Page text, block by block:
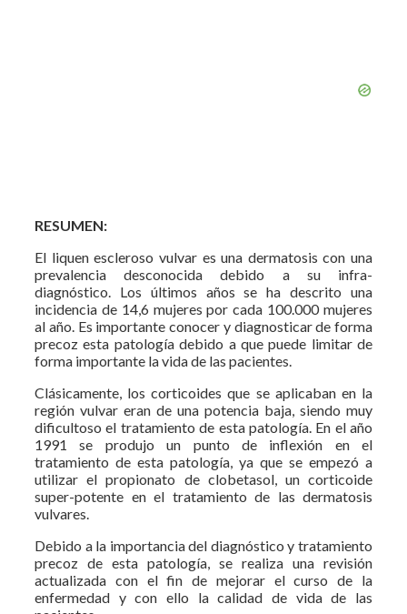
RESUMEN:
El liquen escleroso vulvar es una dermatosis con una
prevalencia desconocida debido a su infra-
diagnóstico. Los últimos años se ha descrito una
incidencia de 14,6 mujeres por cada 100.000 mujeres
al año. Es importante conocer y diagnosticar de forma
precoz esta patología debido a que puede limitar de
forma importante la vida de las pacientes.
Clásicamente, los corticoides que se aplicaban en la
región vulvar eran de una potencia baja, siendo muy
dificultoso el tratamiento de esta patología. En el año
1991 se produjo un punto de inflexión en el
tratamiento de esta patología, ya que se empezó a
utilizar el propionato de clobetasol, un corticoide
super-potente en el tratamiento de las dermatosis
vulvares.
Debido a la importancia del diagnóstico y tratamiento
precoz de esta patología, se realiza una revisión
actualizada con el fin de mejorar el curso de la
enfermedad y con ello la calidad de vida de las